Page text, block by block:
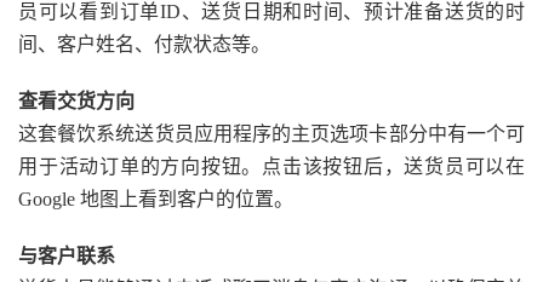
员可以看到订单ID、送货日期和时间、预计准备送货的时
间、客户姓名、付款状态等。
查看交货方向
这套餐饮系统送货员应用程序的主页选项卡部分中有一个可
用于活动订单的方向按钮。点击该按钮后，送货员可以在
Google 地图上看到客户的位置。
与客户联系